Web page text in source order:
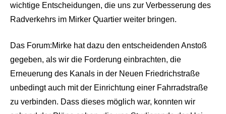
wichtige Entscheidungen, die uns zur Verbesserung des
Radverkehrs im Mirker Quartier weiter bringen.
Das Forum:Mirke hat dazu den entscheidenden Anstoß
gegeben, als wir die Forderung einbrachten, die
Erneuerung des Kanals in der Neuen Friedrichstraße
unbedingt auch mit der Einrichtung einer Fahrradstraße
zu verbinden. Dass dieses möglich war, konnten wir